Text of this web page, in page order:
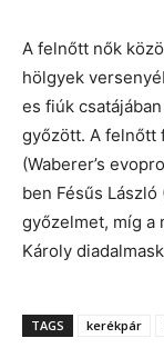
A felnőtt nők
hölgyek
es fiúk
győzött. A felnőtt
(Waberer’s
ben Fésűs
győzelmet, míg a
Károly
TAGS kerékpár